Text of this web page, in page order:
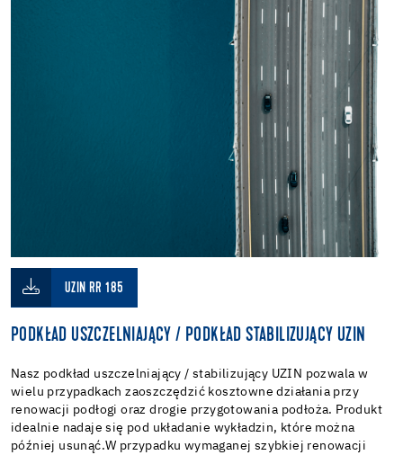
UZIN RR 185
PODKŁAD USZCZELNIAJĄCY / PODKŁAD STABILIZUJĄCY UZIN
Nasz podkład uszczelniający / stabilizujący UZIN pozwala w
wielu przypadkach zaoszczędzić kosztowne działania przy
renowacji podłogi oraz drogie przygotowania podłoża. Produkt
idealnie nadaje się pod układanie wykładzin, które można
później usunąć.W przypadku wymaganej szybkiej renowacji